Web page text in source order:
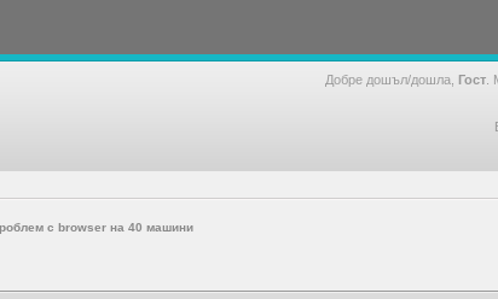
Добре дошъл/дошла, Гост .
с browser на 40 машини